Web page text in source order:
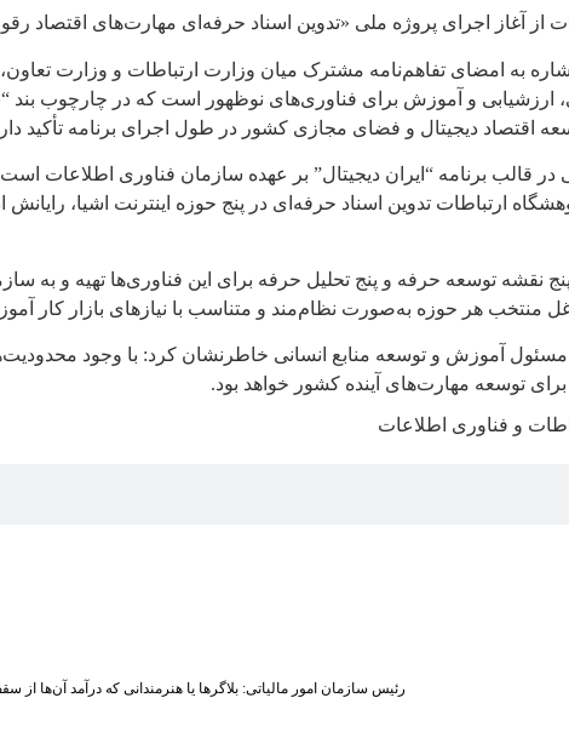
از آغاز اجرای پروژه ملی «تدوین اسناد حرفه‌ای مهارت‌های اقتصاد
به امضای تفاهم‌نامه مشترک میان وزارت ارتباطات و وزارت
اقتصاد دیجیتال و فضای مجازی کشور در طول اجرای برنامه تأکید
در قالب برنامه “ایران دیجیتال” بر عهده سازمان فناوری اطلاعات
ارتباطات تدوین اسناد حرفه‌ای در پنج حوزه اینترنت اشیا،
نقشه توسعه حرفه و پنج تحلیل حرفه برای این فناوری‌ها تهیه و به
منتخب هر حوزه به‌صورت نظام‌مند و متناسب با نیازهای بازار کار
آموزش و توسعه منابع انسانی خاطرنشان کرد: با وجود
توسعه مهارت‌های آینده کشور خواهد بود.
و فناوری اطلاعات
رئیس سازمان امور مالیاتی: بلاگر‌ها یا هنرمندانی که درآمد آن‌ها